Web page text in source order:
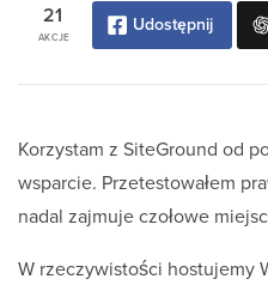
AKCJE
21 Udostępnij
Korzystam z SiteGround od
wsparcie. Przetestowałem
nadal zajmuje czołowe
W rzeczywistości hostujemy